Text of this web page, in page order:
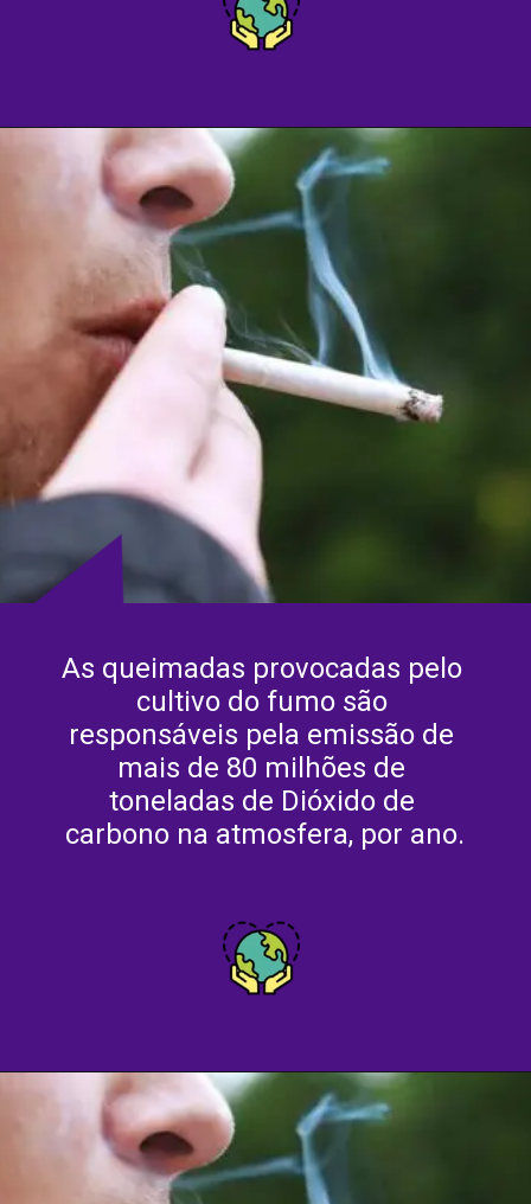
As queimadas provocadas pelo
cultivo do fumo são
responsáveis pela emissão de
mais de 80 milhões de
toneladas de Dióxido de
carbono na atmosfera, por ano.